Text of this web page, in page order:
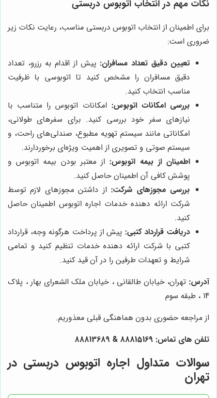
نکات مهم در انتخاب اتوبوس دربستی
برای اطمینان از انتخاب اتوبوس دربستی مناسب، رعایت نکات زیر
ضروری است:
تعیین دقیق تعداد مسافران: پیش از اقدام به رزرو، تعداد
دقیق مسافران را مشخص کنید تا اتوبوسی با ظرفیت
مناسب انتخاب کنید.
بررسی امکانات اتوبوس: امکانات اتوبوس را متناسب با
نیازهای سفر خود بررسی کنید. برای سفرهای طولانی،
امکاناتی مانند سیستم تهویه مطبوع، صندلی‌های راحت، و
سیستم صوتی و تصویری از اهمیت ویژه‌ای برخوردارند.
اطمینان از بیمه اتوبوس: از معتبر بودن بیمه اتوبوس و
پوشش کافی آن اطمینان حاصل کنید.
بررسی مجوزهای شرکت: از داشتن مجوزهای لازم توسط
شرکت ارائه دهنده خدمات اجاره اتوبوس اطمینان حاصل
کنید.
دریافت قرارداد کتبی: پیش از پرداخت هرگونه وجه، قرارداد
کتبی با شرکت ارائه دهنده خدمات تنظیم کنید و تمامی
شرایط و تعهدات طرفین را در آن قید کنید.
آدرس: تهران، خیابان طالقانی ، خیابان ملک الشعرای بهار ، پلاک
14 ، طبقه سوم
از مراجعه حضوری بدون هماهنگی قبلی معذوریم.
تلفن های تماس: 88815169
&
88813689
سوالات متداول اجاره اتوبوس دربستی در
تهران